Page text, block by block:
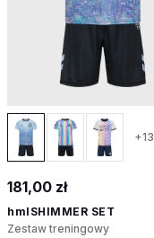
+13
181,00 zł
hmlSHIMMER SET
Zestaw treningowy